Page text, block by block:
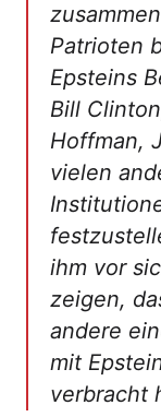
Patrioten
Epsteins
Bill
Hoffman,
vielen
ihm vor
zeigen,
andere
mit
verbracht